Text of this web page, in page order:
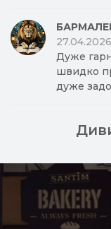
27.04.2026
Дуже
швидко
дуже